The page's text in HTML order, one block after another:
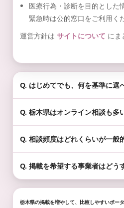
医療行為・診断を目的とした
緊急時は公的窓口をご利用く
運営方針は サイトについて にま
Q. はじめてでも、何を基準に選
Q. 栃木県はオンライン相談も多
Q. 相談頻度はどれくらいが一般
Q. 掲載を希望する事業者はどう
栃木県の掲載を増やして、比較しやすいポータ